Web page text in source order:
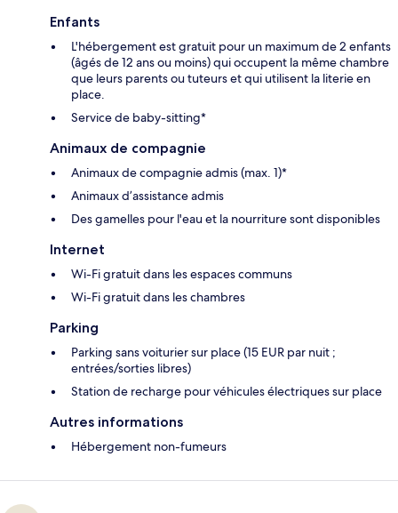
Enfants
L'hébergement est gratuit pour un maximum de 2 enfants
(âgés de 12 ans ou moins) qui occupent la même chambre
que leurs parents ou tuteurs et qui utilisent la literie en
place.
Service de baby-sitting*
Animaux de compagnie
Animaux de compagnie admis (max. 1)*
Animaux d’assistance admis
Des gamelles pour l'eau et la nourriture sont disponibles
Internet
Wi-Fi gratuit dans les espaces communs
Wi-Fi gratuit dans les chambres
Parking
Parking sans voiturier sur place (15 EUR par nuit ;
entrées/sorties libres)
Station de recharge pour véhicules électriques sur place
Autres informations
Hébergement non-fumeurs